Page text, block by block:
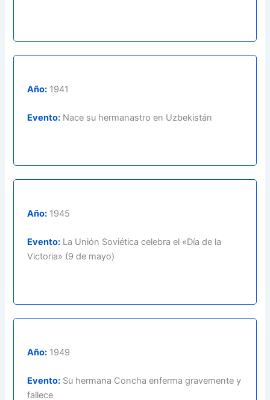
Año: 1941
Evento: Nace su hermanastro en Uzbekistán
Año: 1945
Evento: La Unión Soviética celebra el «Día de la
Victoria» (9 de mayo)
Año: 1949
Evento: Su hermana Concha enferma gravemente y
fallece